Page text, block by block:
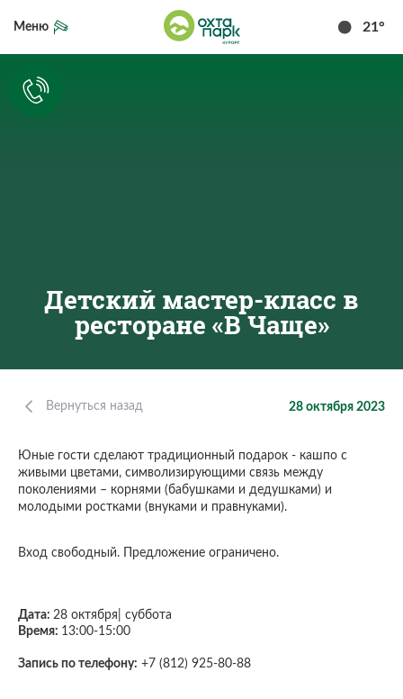
21°
Меню
Детский мастер-класс в
ресторане «В Чаще»
Вернуться назад 28 октября 2023
Юные гости сделают традиционный подарок - кашпо с
живыми цветами, символизирующими связь между
поколениями – корнями (бабушками и дедушками) и
молодыми ростками (внуками и правнуками).
Вход свободный. Предложение ограничено.
Дата: 28 октября| суббота
Время: 13:00-15:00
Запись по телефону: +7 (812) 925-80-88